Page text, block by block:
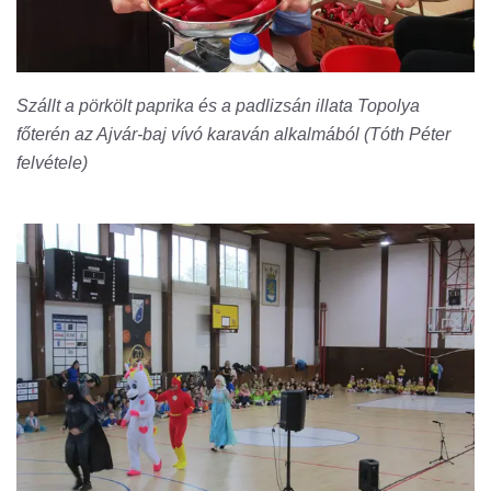
Szállt a pörkölt paprika és a padlizsán illata Topolya
főterén az Ajvár-baj vívó karaván alkalmából (Tóth Péter
felvétele)